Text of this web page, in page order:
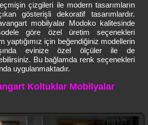
çizgileri ile modern tasarımların
gösterişli dekoratif tasarımlardır.
mobilyalar Modoko kalitesinde
göre özel üretim seçenekleri
yaptığımız için beğendiğiniz modellerin
evinize özel ölçüler ile de
Bu bağlamda renk seçenekleri
uygulanmaktadır.
Koltuklar Mobilyalar